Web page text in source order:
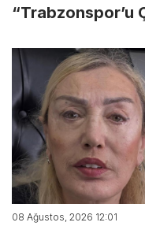
“Trabzonspor’u
08 Ağustos, 2026 12:01